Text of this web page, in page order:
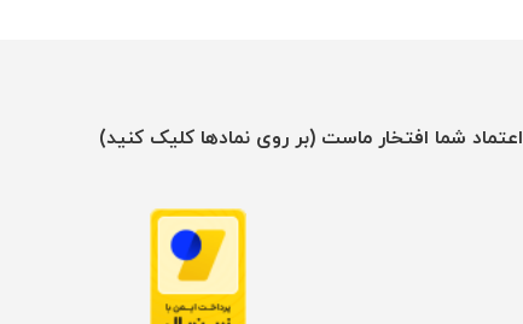
اعتماد شما افتخار ماست (بر روی نمادها کلیک کنید)